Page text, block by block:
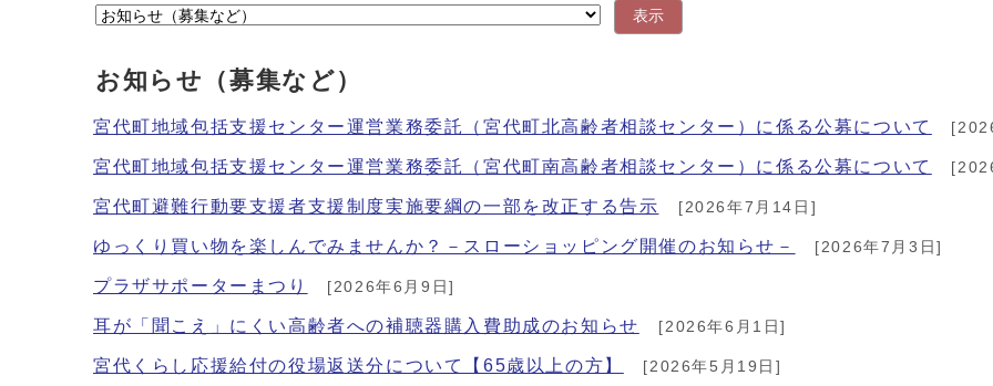
表示
お知らせ（募集など）
宮代町地域包括支援センター運営業務委託（宮代町北高齢者相談センター）に係る公募について
宮代町地域包括支援センター運営業務委託（宮代町南高齢者相談センター）に係る公募について
宮代町避難行動要支援者支援制度実施要綱の一部を改正する告示 [2026年7月14日]
ゆっくり買い物を楽しんでみませんか？－スローショッピング開催のお知らせ－ [2026年7月3日]
プラザサポーターまつり [2026年6月9日]
耳が「聞こえ」にくい高齢者への補聴器購入費助成のお知らせ [2026年6月1日]
宮代くらし応援給付の役場返送分について【65歳以上の方】 [2026年5月19日]